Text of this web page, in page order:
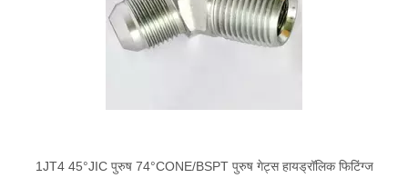
1JT4 45°JIC पुरुष 74°CONE/BSPT पुरुष गेट्स हायड्रॉलिक फिटिंग्ज